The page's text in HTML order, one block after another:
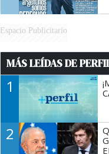
Espacio Publicitario
MÁS LEÍDAS DE
1
2